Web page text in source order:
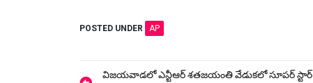
POSTED UNDER AP
విజయవాడలో ఎన్టీఆర్ శతజయంతి వేడుకలో సూపర్ స్టార్